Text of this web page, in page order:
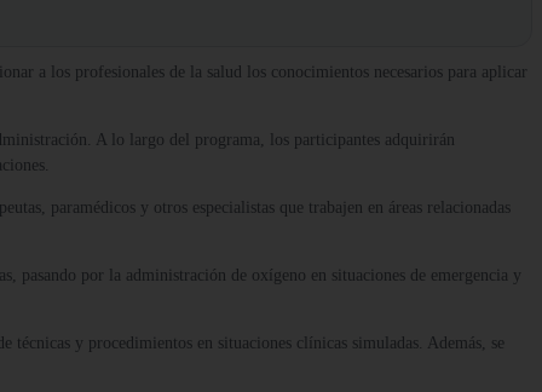
a los profesionales de la salud los conocimientos necesarios para aplicar
A lo largo del programa, los participantes adquirirán
paramédicos y otros especialistas que trabajen en áreas relacionadas
pasando por la administración de oxígeno en situaciones de emergencia y
y procedimientos en situaciones clínicas simuladas. Además, se